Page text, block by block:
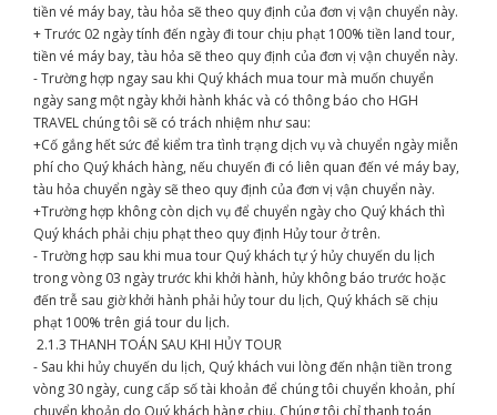
tiền vé máy bay, tàu hỏa sẽ theo quy định của đơn vị vận chuyển này.
+ Trước 02 ngày tính đến ngày đi tour chịu phạt 100% tiền land tour,
tiền vé máy bay, tàu hỏa sẽ theo quy định của đơn vị vận chuyển này.
- Trường hợp ngay sau khi Quý khách mua tour mà muốn chuyển
ngày sang một ngày khởi hành khác và có thông báo cho HGH
TRAVEL chúng tôi sẽ có trách nhiệm như sau:
+Cố gắng hết sức để kiểm tra tình trạng dịch vụ và chuyển ngày miễn
phí cho Quý khách hàng, nếu chuyến đi có liên quan đến vé máy bay,
tàu hỏa chuyển ngày sẽ theo quy định của đơn vị vận chuyển này.
+Trường hợp không còn dịch vụ để chuyển ngày cho Quý khách thì
Quý khách phải chịu phạt theo quy định Hủy tour ở trên.
- Trường hợp sau khi mua tour Quý khách tự ý hủy chuyến du lịch
trong vòng 03 ngày trước khi khởi hành, hủy không báo trước hoặc
đến trễ sau giờ khởi hành phải hủy tour du lịch, Quý khách sẽ chịu
phạt 100% trên giá tour du lịch.
2.1.3 THANH TOÁN SAU KHI HỦY TOUR
- Sau khi hủy chuyến du lịch, Quý khách vui lòng đến nhận tiền trong
vòng 30 ngày, cung cấp số tài khoản để chúng tôi chuyển khoản, phí
chuyển khoản do Quý khách hàng chịu. Chúng tôi chỉ thanh toán